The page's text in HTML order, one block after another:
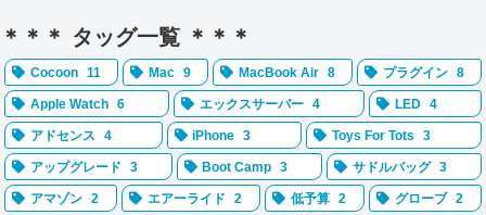
＊＊＊ タッグ一覧 ＊＊＊
Cocoon 11 Mac 9 MacBook Air 8 プラグイン 8
Apple Watch 6 エックスサーバー 4 LED 4
アドセンス 4 iPhone 3 Toys For Tots 3
アップグレード 3 Boot Camp 3 サドルバッグ 3
アマゾン 2 エアーライド 2 低予算 2 グローブ 2